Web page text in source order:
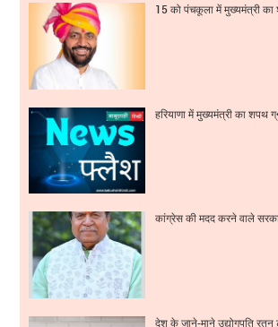
15 को पंचकूला में मुख्यमंत्री का
हरियाणा में मुख्यमंत्री का शपथ
कांग्रेस की मदद करने वाले
देश के जाने-माने उद्योगपति रतन